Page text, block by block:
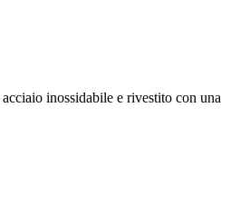
inossidabile e rivestito con una